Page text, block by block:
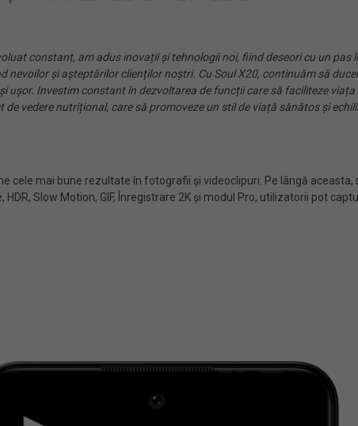
constant, am adus inovații și tehnologii noi, fiind deseori cu un pas
și așteptărilor clienților noștri. Cu Soul X20, continuăm să
Investim constant în dezvoltarea de funcții care să faciliteze
vedere nutrițional, care să promoveze un stil de viață sănătos și
cele mai bune rezultate în fotografii și videoclipuri. Pe lângă
Slow Motion, GIF, Înregistrare 2K și modul Pro, utilizatorii pot